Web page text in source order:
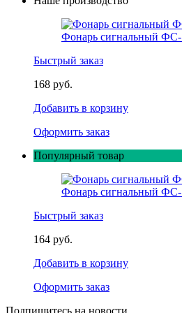
Фонарь сигнальный ФС-
Быстрый заказ
168 руб.
Добавить в корзину
Оформить заказ
Популярный товар
Фонарь сигнальный ФС-
Быстрый заказ
164 руб.
Добавить в корзину
Оформить заказ
Подпишитесь на новости